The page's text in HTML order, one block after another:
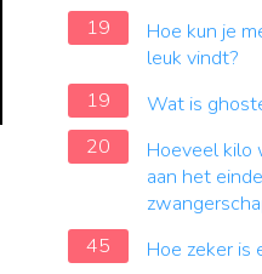
19
Hoe kun je
leuk vindt?
19
Wat is
20
Hoeveel kilo
aan het
45
Hoe zeker is